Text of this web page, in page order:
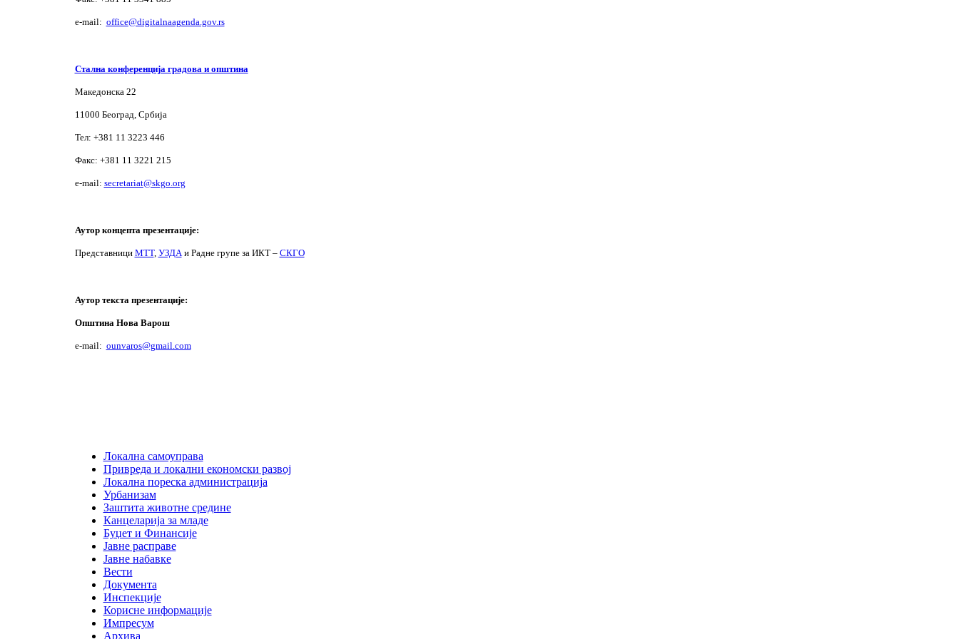
e-mail: office@digitalnaagenda.gov.rs
Стална конференција градова и општина
Македонска 22
11000 Београд, Србија
Тел: +381 11 3223 446
Факс: +381 11 3221 215
е-mail: secretariat@skgo.org
Аутор концепта презентације:
Представници МТТ, УЗДА и Радне групе за ИКТ – СКГО
Аутор текста презентације:
Општина Нова Варош
e-mail: ounvaros@gmail.com
Локална самоуправа
Привреда и локални економски развој
Локална пореска администрација
Урбанизам
Заштита животне средине
Канцеларија за младе
Буџет и Финансије
Јавне расправе
Јавне набавке
Вести
Документа
Инспекције
Корисне информације
Импресум
Архива